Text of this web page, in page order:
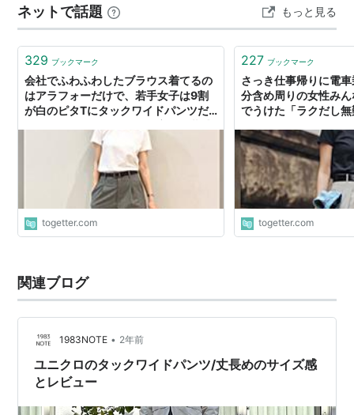
す。 実際に履いて感じた着心地の違い 生地感と見た目の
印象 ユニクロとGUのタックワイドパンツ比較表 結論：
私はこう使い分けています …
ネットで話題 もっと見る
329 ブックマーク
会社でふわふわしたブラウス着てるの
はアラフォーだけで、若手女子は9割
が白のピタTにタックワイドパンツだ
togetter.com
227 ブックマーク
さっき仕事帰りに電
分含め周りの女性み
でうけた「ラクだし
義であり万物である
togetter.com
関連ブログ
1983NOTE • 2年前
ユニクロのタックワイドパンツ/丈長めのサイズ感
とレビュー